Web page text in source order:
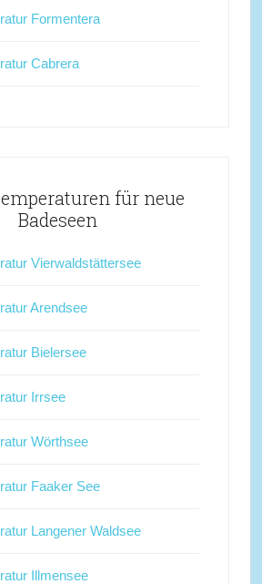
Formentera
Cabrera
für neue
Badeseen
Vierwaldstättersee
Arendsee
Bielersee
Irrsee
Wörthsee
Faaker See
Langener Waldsee
Illmensee